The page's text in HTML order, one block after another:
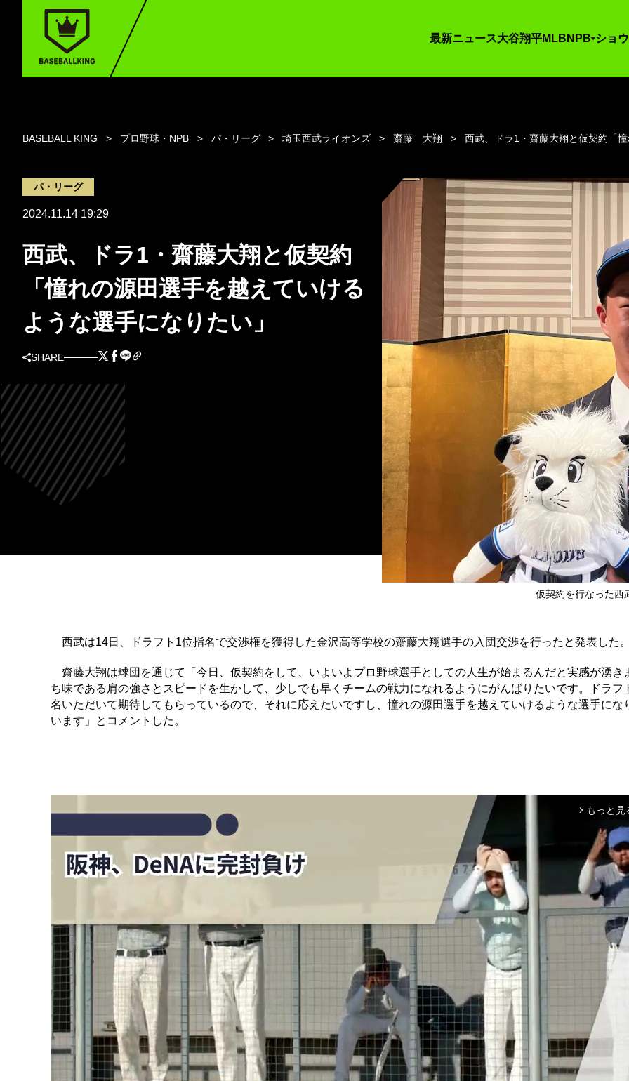
最新ニュース大谷翔平MLB NPB ショ
BASEBALL KING プロ野球・NPB パ・リーグ 埼玉西武ライオンズ 齋藤 大翔 西武、ドラ1・齋藤大翔と仮契約「
パ・リーグ
2024.11.14 19:29
西武、ドラ1・齋藤大翔と仮契約
「憧れの源田選手を越えていける
ような選手になりたい」
SHARE
仮契約を行なった西
西武は14日、ドラフト1位指名で交渉権を獲得した金沢高等学校の齋藤大翔選手の入団交渉を行ったと発表した
齋藤大翔は球団を通じて「今日、仮契約をして、いよいよプロ野球選手としての人生が始まるんだと実感が湧き
ち味である肩の強さとスピードを生かして、少しでも早くチームの戦力になれるようにがんばりたいです。ドラフ
名いただいて期待してもらっているので、それに応えたいですし、憧れの源田選手を越えていけるような選手にな
います」とコメントした。
arrow_forward_ios もっと見